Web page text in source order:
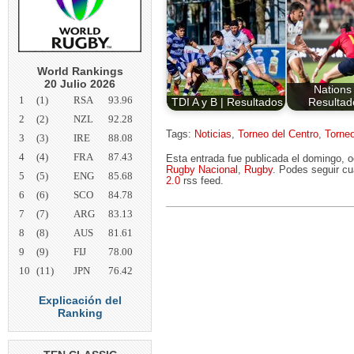
World Rankings
20 Julio 2026
1 (1) RSA
93.96
2
(2) NZL
92.28
3
(3) IRE
88.08
4
(4) FRA
87.43
5
(5) ENG
85.68
6
(6) SCO
84.78
7
(7) ARG
83.13
8
(8) AUS
81.61
9
(9) FIJ
78.00
10 (11) JPN 76.42
Explicación del
Ranking
TDI A y B | Resultados
Tags: Noticias, Torneo del Centro,
Esta entrada fue publicada el domingo,
Rugby Nacional , Rugby. Podes seguir
2.0 rss feed.